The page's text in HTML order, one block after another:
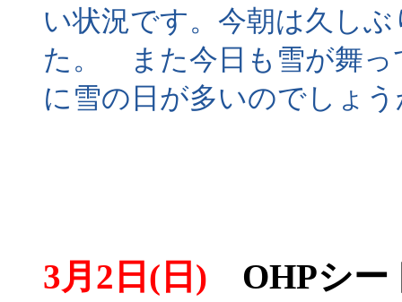
い状況です。今朝は久し
た。 また今日も雪が舞っ
に雪の日が多いのでしょ
3月2日(日) OHPシー